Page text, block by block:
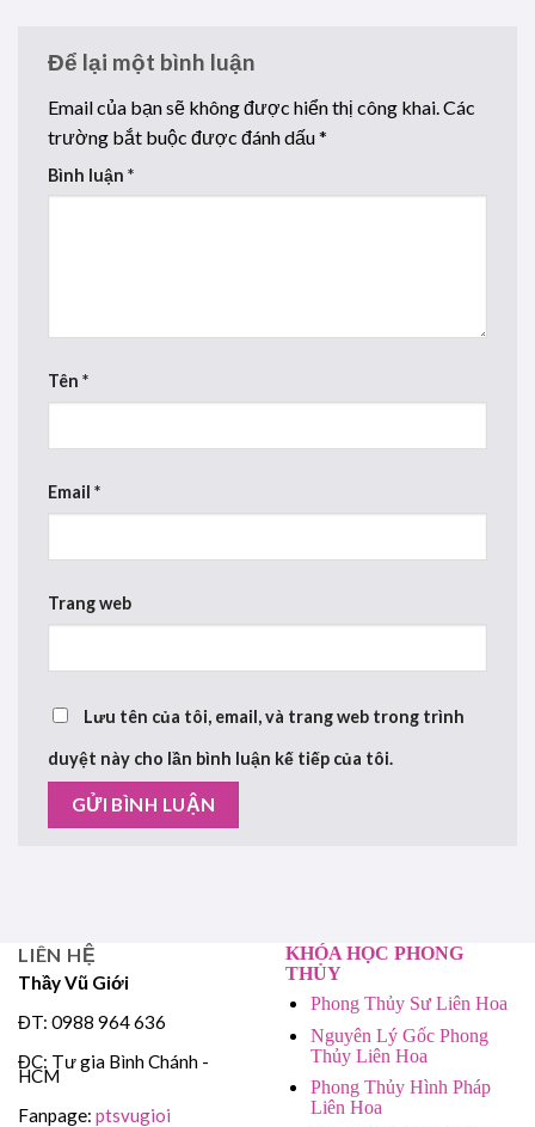
Để lại một bình luận
Email của bạn sẽ không được hiển thị công khai. Các
trường bắt buộc được đánh dấu*
Bình luận *
Tên *
Email *
Trang web
Lưu tên của tôi, email, và trang web trong trình
duyệt này cho lần bình luận kế tiếp của tôi.
LIÊN HỆ
Thầy Vũ Giới
ĐT: 0988 964 636
ĐC: Tư gia Bình Chánh -
HCM
Fanpage: ptsvugioi
KHÓA HỌC PHONG
THỦY
Phong Thủy Sư Liên Hoa
Nguyên Lý Gốc Phong
Thủy Liên Hoa
Phong Thủy Hình Pháp
Liên Hoa